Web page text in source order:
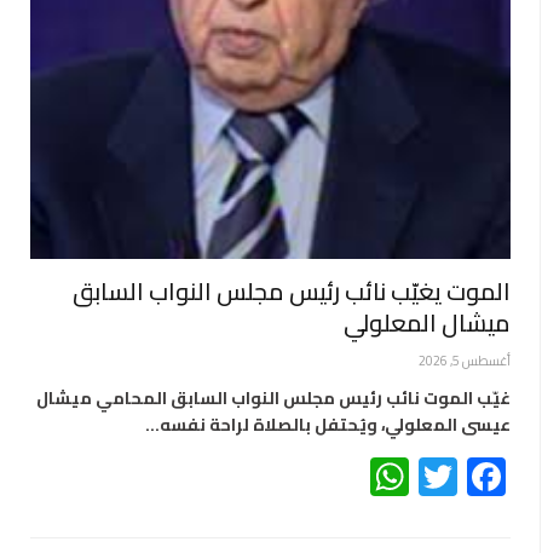
الموت يغيّب نائب رئيس مجلس النواب السابق
ميشال المعلولي
أغسطس 5, 2026
غيّب الموت نائب رئيس مجلس النواب السابق المحامي ميشال
عيسى المعلولي، ويُحتفل بالصلاة لراحة نفسه…
Facebook
Twitter